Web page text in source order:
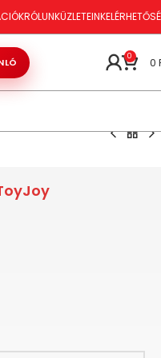
RÓLUNKÜZLETEINK
0 0